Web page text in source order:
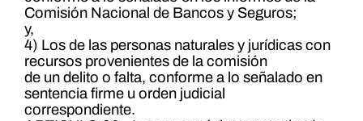
Comisión Nacional de Bancos y Seguros;
y,
4) Los de las personas naturales y jurídicas con
recursos provenientes de la comisión
de un delito o falta, conforme a lo señalado en
sentencia firme u orden judicial
correspondiente.